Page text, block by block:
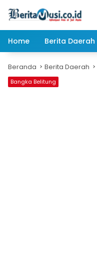
Home
Berita Daerah
Beranda Berita Daerah
Bangka Belitung